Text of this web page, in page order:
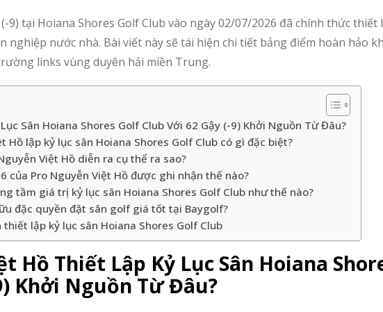
9) tại Hoiana Shores Golf Club vào ngày 02/07/2026 đã chính thức thiết
nghiệp nước nhà. Bài viết này sẽ tái hiện chi tiết bảng điểm hoàn hảo
links vùng duyên hải miền Trung.
Sân Hoiana Shores Golf Club Với 62 Gậy (-9) Khởi Nguồn Từ Đâu?
lập kỷ lục sân Hoiana Shores Golf Club có gì đặc biệt?
Việt Hồ diễn ra cụ thể ra sao?
của Pro Nguyễn Việt Hồ được ghi nhận thế nào?
tầm giá trị kỷ lục sân Hoiana Shores Golf Club như thế nào?
đặc quyền đặt sân golf giá tốt tại Baygolf?
lập kỷ lục sân Hoiana Shores Golf Club
Hồ Thiết Lập Kỷ Lục Sân Hoiana
Khởi Nguồn Từ Đâu?